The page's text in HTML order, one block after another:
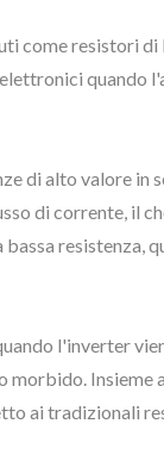
come resistori
quando
di alto valore in
di corrente, il
l'inverter
Insieme
ai tradizionali